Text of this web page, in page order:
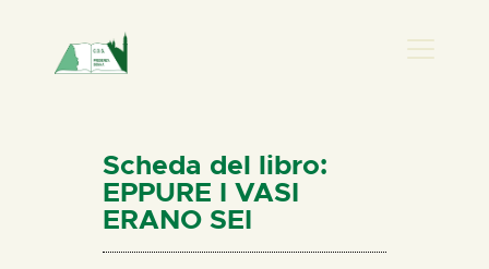
HOME
CHI SIAMO
NEWS
PERCORSI
Scheda del libro:
EPPURE I VASI
ERANO SEI